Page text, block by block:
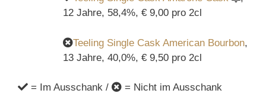
12 Jahre, 58,4%, € 9,00 pro 2cl
Teeling Single Cask American Bourbon,
13 Jahre, 40,0%, € 9,50 pro 2cl
= Im Ausschank / = Nicht im Ausschank